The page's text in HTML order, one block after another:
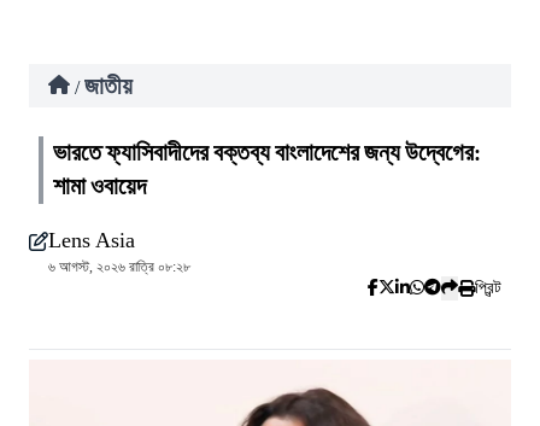
/ জাতীয়
ভারতে ফ্যাসিবাদীদের বক্তব্য বাংলাদেশের জন্য উদ্বেগের:
শামা ওবায়েদ
Lens Asia
৬ আগস্ট, ২০২৬ রাত্রি ০৮:২৮
প্রিন্ট